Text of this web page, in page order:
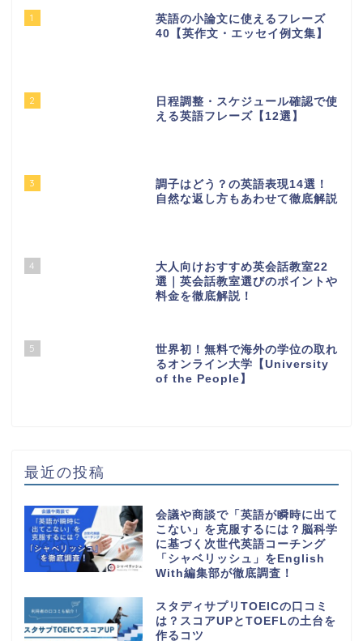
1
英語の小論文に使えるフレーズ
40【英作文・エッセイ例文集】
2
日程調整・スケジュール確認で使
える英語フレーズ【12選】
3
調子はどう？の英語表現14選！
自然な返し方もあわせて徹底解説
4
大人向けおすすめ英会話教室22
選｜英会話教室選びのポイントや
料金を徹底解説！
5
世界初！無料で海外の学位の取れ
るオンライン大学【University
of the People】
最近の投稿
会議や商談で「英語が瞬時に出て
こない」を克服するには？脳科学
に基づく次世代英語コーチング
「シャベリッシュ」をEnglish
With編集部が徹底調査！
スタディサプリTOEICの口コミ
は？スコアUPとTOEFLの土台を
作るコツ